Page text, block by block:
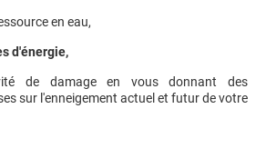
en eau,
d'énergie,
de damage en vous donnant des
sur l'enneigement actuel et futur de votre